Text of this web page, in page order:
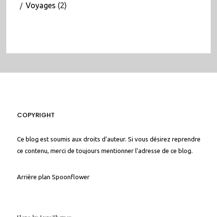
Voyages (2)
COPYRIGHT
Ce blog est soumis aux droits d'auteur. Si vous désirez reprendre
ce contenu, merci de toujours mentionner l'adresse de ce blog.
Arrière plan Spoonflower